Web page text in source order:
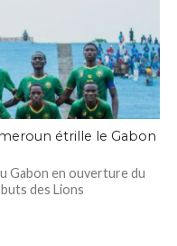
étrille le Gabon
Gabon en ouverture du
des Lions